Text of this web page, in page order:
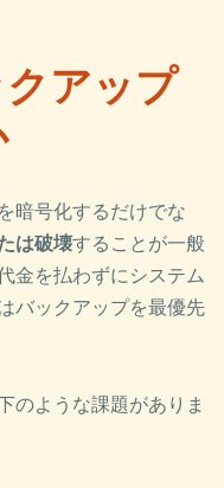
アップ
暗号化するだけでな
は破壊することが一般
金を払わずにシステム
バックアップを最優先
のような課題がありま